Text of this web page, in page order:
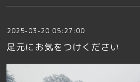
2025-03-20 05:27:00
足元にお気をつけください